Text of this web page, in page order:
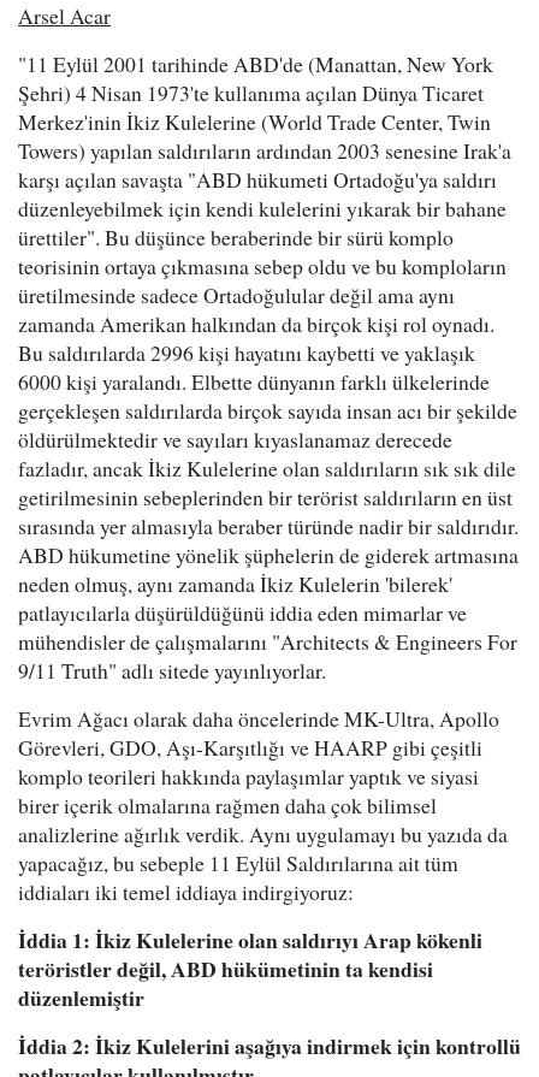
Arsel Acar
"11 Eylül 2001 tarihinde ABD'de (Manattan, New York
Şehri) 4 Nisan 1973'te kullanıma açılan Dünya Ticaret
Merkez'inin İkiz Kulelerine (World Trade Center, Twin
Towers) yapılan saldırıların ardından 2003 senesine Irak'a
karşı açılan savaşta "ABD hükumeti Ortadoğu'ya saldırı
düzenleyebilmek için kendi kulelerini yıkarak bir bahane
ürettiler". Bu düşünce beraberinde bir sürü komplo
teorisinin ortaya çıkmasına sebep oldu ve bu komploların
üretilmesinde sadece Ortadoğulular değil ama aynı
zamanda Amerikan halkından da birçok kişi rol oynadı.
Bu saldırılarda 2996 kişi hayatını kaybetti ve yaklaşık
6000 kişi yaralandı. Elbette dünyanın farklı ülkelerinde
gerçekleşen saldırılarda birçok sayıda insan acı bir şekilde
öldürülmektedir ve sayıları kıyaslanamaz derecede
fazladır, ancak İkiz Kulelerine olan saldırıların sık sık dile
getirilmesinin sebeplerinden bir terörist saldırıların en üst
sırasında yer almasıyla beraber türünde nadir bir saldırıdır.
ABD hükumetine yönelik şüphelerin de giderek artmasına
neden olmuş, aynı zamanda İkiz Kulelerin 'bilerek'
patlayıcılarla düşürüldüğünü iddia eden mimarlar ve
mühendisler de çalışmalarını "Architects & Engineers For
9/11 Truth" adlı sitede yayınlıyorlar.
Evrim Ağacı olarak daha öncelerinde MK-Ultra, Apollo
Görevleri, GDO, Aşı-Karşıtlığı ve HAARP gibi çeşitli
komplo teorileri hakkında paylaşımlar yaptık ve siyasi
birer içerik olmalarına rağmen daha çok bilimsel
analizlerine ağırlık verdik. Aynı uygulamayı bu yazıda da
yapacağız, bu sebeple 11 Eylül Saldırılarına ait tüm
iddiaları iki temel iddiaya indirgiyoruz:
İddia 1: İkiz Kulelerine olan saldırıyı Arap kökenli
teröristler değil, ABD hükümetinin ta kendisi
düzenlemiştir
İddia 2: İkiz Kulelerini aşağıya indirmek için kontrollü